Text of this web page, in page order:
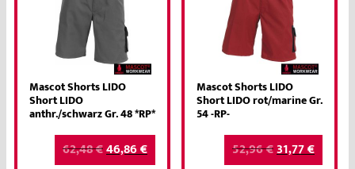
Mascot Shorts LIDO
Short LIDO
anthr./schwarz Gr. 48 *RP*
62,48€46,86€
Mascot Shorts LIDO
Short LIDO rot/marine Gr.
54 -RP-
52,96€31,77€